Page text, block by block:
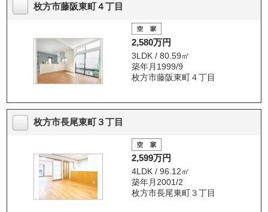
枚方市藤阪東町４丁目
2,580万円
3LDK / 80.59㎡
築年月1999/9
枚方市藤阪東町４丁目
枚方市長尾東町３丁目
2,599万円
4LDK / 96.12㎡
築年月2001/2
枚方市長尾東町３丁目